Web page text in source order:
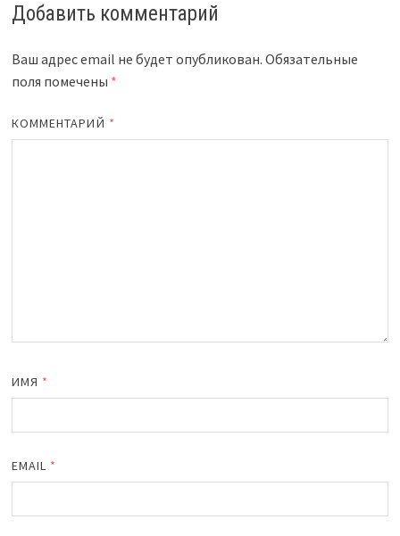
Добавить комментарий
Ваш адрес email не будет опубликован. Обязательные
поля помечены *
КОММЕНТАРИЙ *
ИМЯ *
EMAIL *